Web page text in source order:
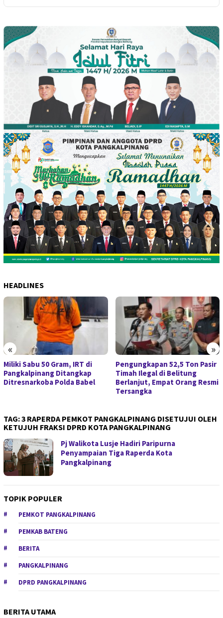
HEADLINES
« »
Miliki Sabu 50 Gram, IRT di
Pangkalpinang Ditangkap
Ditresnarkoba Polda Babel
Pengungkapan 52,5 Ton Pasir
Timah Ilegal di Belitung
Berlanjut, Empat Orang Resmi
Tersangka
TAG:3 RAPERDA PEMKOT PANGKALPINANG DISETUJUI OLEH
KETUJUH FRAKSI DPRD KOTA PANGKALPINANG
Pj Walikota Lusje Hadiri Paripurna
Penyampaian Tiga Raperda Kota
Pangkalpinang
TOPIK POPULER
PEMKOT PANGKALPINANG
PEMKAB BATENG
BERITA
PANGKALPINANG
DPRD PANGKALPINANG
BERITA UTAMA